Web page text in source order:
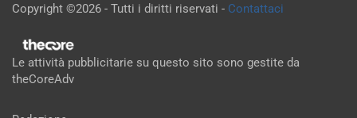
Copyright ©2026 - Tutti i diritti riservati - Contattaci
Le attività pubblicitarie su questo sito sono gestite da
theCoreAdv